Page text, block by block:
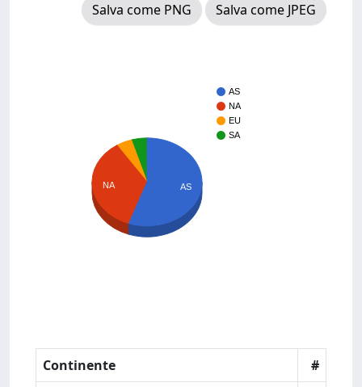
Salva come PNG
Salva come JPEG
AS
NA
EU
SA
NA AS
Continente #